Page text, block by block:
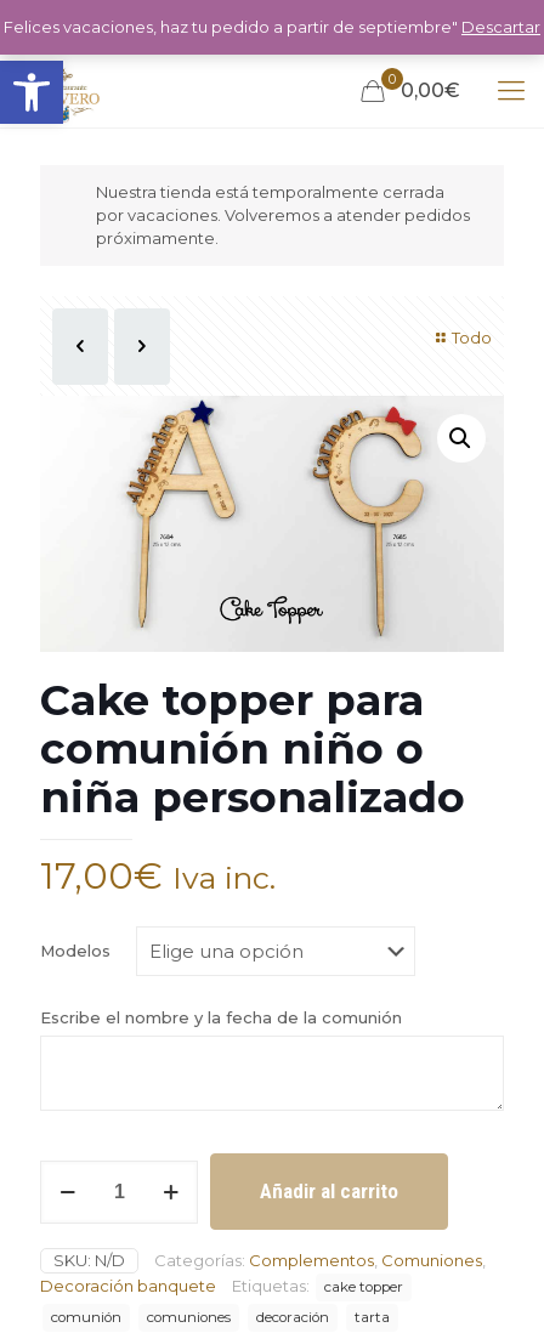
Abrir barra de herramientas 0 0,00€
Nuestra tienda está temporalmente cerrada
por vacaciones. Volveremos a atender pedidos
próximamente.
Todo
Cake topper para
comunión niño o
niña personalizado
17,00€ Iva inc.
Modelos
Escribe el nombre y la fecha de la comunión
topper
niño
o
Añadir al carrito
SKU: N/D Categorías: Complementos Comuniones
Decoración banquete
Etiquetas:
cake topper
comunión
comuniones decoración tarta
Felices vacaciones, haz tu pedido a partir de septiembre" Descartar